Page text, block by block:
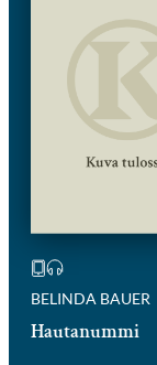
BELINDA BAUER
Hautanummi